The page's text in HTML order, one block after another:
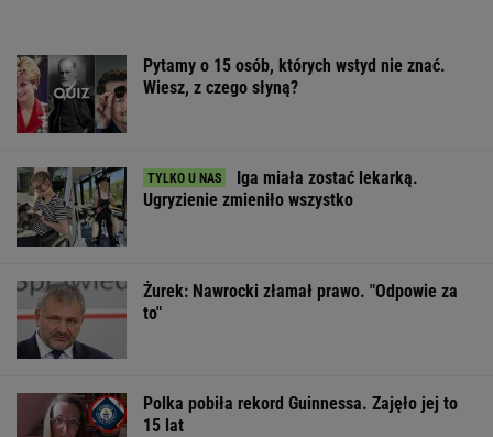
Pytamy o 15 osób, których wstyd nie znać.
Wiesz, z czego słyną?
Iga miała zostać lekarką.
Ugryzienie zmieniło wszystko
Żurek: Nawrocki złamał prawo. "Odpowie za
to"
Polka pobiła rekord Guinnessa. Zajęło jej to
15 lat